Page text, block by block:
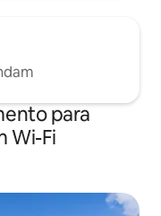
para
Wi-Fi